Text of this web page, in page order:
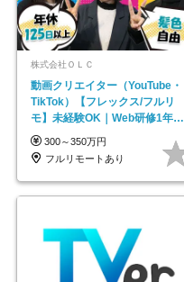
株式会社ＯＬＣ
動画クリエイター（YouTube・
TikTok）【フレックス/フルリ
モ】未経験OK｜Web研修1年間
｜副業OK
300～350万円
フルリモートあり